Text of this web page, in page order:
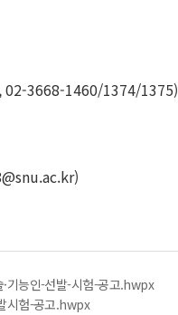
3668-1460/1374/1375)
기능인-선발-시험-공고.hwpx
시험-공고.hwpx